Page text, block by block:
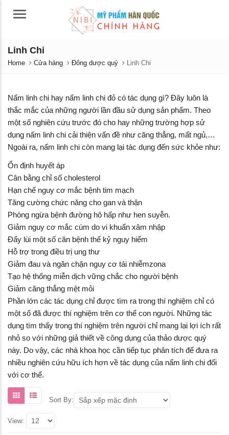
Menu
Linh Chi
Home Cửa hàng Đông dược quý Linh Chi
Nấm linh chi hay nấm linh chi đỏ có tác dụng gì? Đây luôn là
thắc mắc của những người lần đầu sử dụng sản phẩm. Theo
một số nghiên cứu trước đó cho hay những trường hợp sử
dụng nấm linh chi cải thiện vấn đề như căng thẳng, mất ngủ,…
Ngoài ra, nấm linh chi còn mang lại tác dụng đến sức khỏe như:
Ổn định huyết áp
Cân bằng chỉ số cholesterol
Hạn chế nguy cơ mắc bệnh tim mạch
Tăng cường chức năng cho gan và thận
Phòng ngừa bệnh đường hô hấp như hen suyễn.
Giảm nguy cơ mắc cúm do vi khuẩn xâm nhập
Đẩy lùi một số căn bệnh thế kỷ nguy hiểm
Hỗ trợ trong điều trị ung thư
Giảm đau và ngăn chặn nguy cơ tái nhiễmzona
Tạo hệ thống miễn dịch vững chắc cho người bệnh
Giảm căng thẳng mệt mỏi
Phần lớn các tác dụng chỉ được tìm ra trong thí nghiệm chỉ có
một số đã được thí nghiệm trên cơ thể con người. Những tác
dụng tìm thấy trong thí nghiệm trên người chỉ mang lại lợi ích rất
nhỏ so với những giả thiết về công dụng của thảo dược quý
này. Do vậy, các nhà khoa học cần tiếp tục phân tích để đưa ra
nhiều nghiên cứu hữu ích hơn về tác dụng của nấm linh chi đối
với cơ thể.
Sort By:
View:
trắng
BB
Hàn
sóc
Phấn phủ Atomy Air Pact kiềm
dầu, lâu trôi, làm sáng da
Sữa dưỡng Atomy THE FAME
Lotion Hàn Quốc 135 ml
Atomy O-Saw Palmetto Hàn